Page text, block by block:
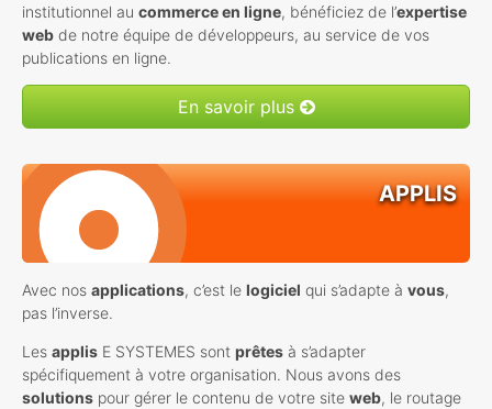
institutionnel au commerce en ligne, bénéficiez de l’expertise
web de notre équipe de développeurs, au service de vos
publications en ligne.
En savoir plus
APPLIS
Avec nos applications, c’est le logiciel qui s’adapte à vous,
pas l’inverse.
Les applis E SYSTEMES sont prêtes à s’adapter
spécifiquement à votre organisation. Nous avons des
solutions pour gérer le contenu de votre site web, le routage